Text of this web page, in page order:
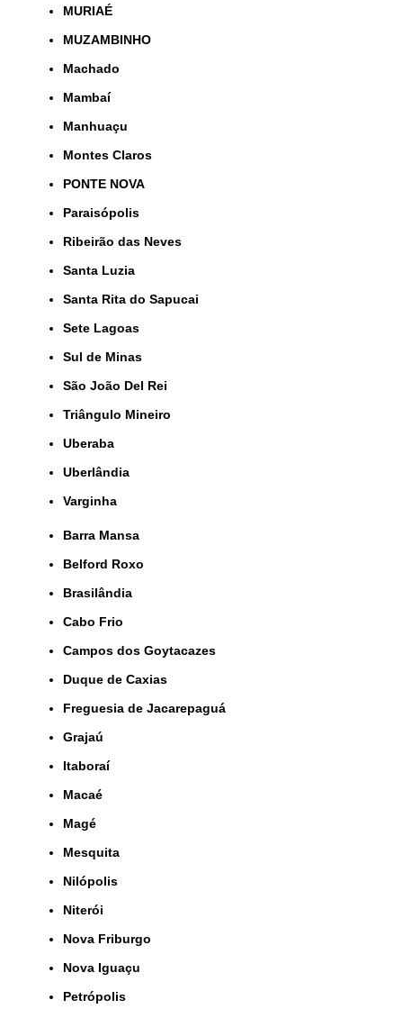
MURIAÉ
MUZAMBINHO
Machado
Mambaí
Manhuaçu
Montes Claros
PONTE NOVA
Paraisópolis
Ribeirão das Neves
Santa Luzia
Santa Rita do Sapucai
Sete Lagoas
Sul de Minas
São João Del Rei
Triângulo Mineiro
Uberaba
Uberlândia
Varginha
Barra Mansa
Belford Roxo
Brasilândia
Cabo Frio
Campos dos Goytacazes
Duque de Caxias
Freguesia de Jacarepaguá
Grajaú
Itaboraí
Macaé
Magé
Mesquita
Nilópolis
Niterói
Nova Friburgo
Nova Iguaçu
Petrópolis